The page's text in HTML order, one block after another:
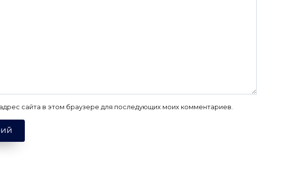
сайта в этом браузере для последующих моих комментариев.